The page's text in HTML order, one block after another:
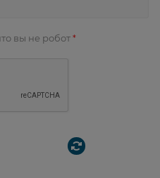
вы не робот *